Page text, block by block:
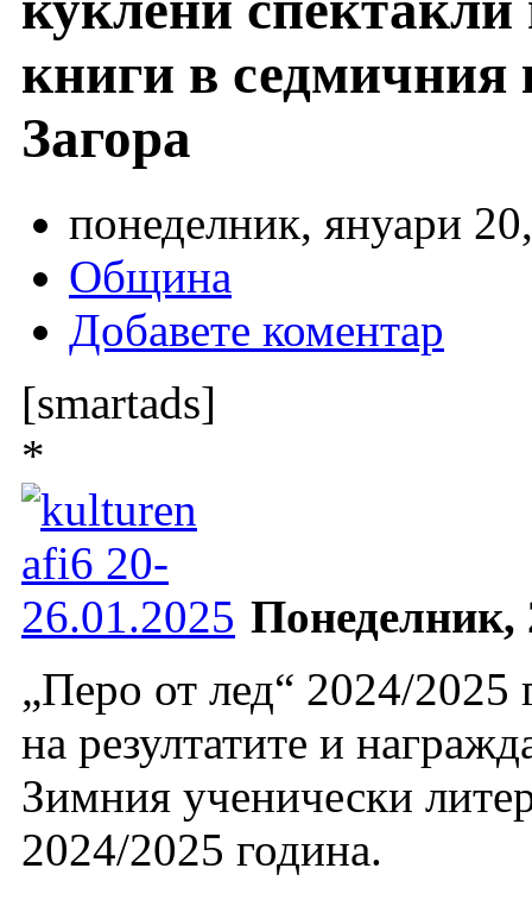
книги в
Загора
понеделник, януари
Община
Добавете коментар
[smartads]
*
Понеделник,
„Перо от лед“ 2024/
на резултатите и
Зимния ученически
2024/2025 година.